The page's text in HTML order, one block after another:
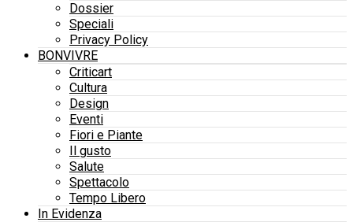
Dossier
Speciali
Privacy Policy
BONVIVRE
Criticart
Cultura
Design
Eventi
Fiori e Piante
Il gusto
Salute
Spettacolo
Tempo Libero
In Evidenza